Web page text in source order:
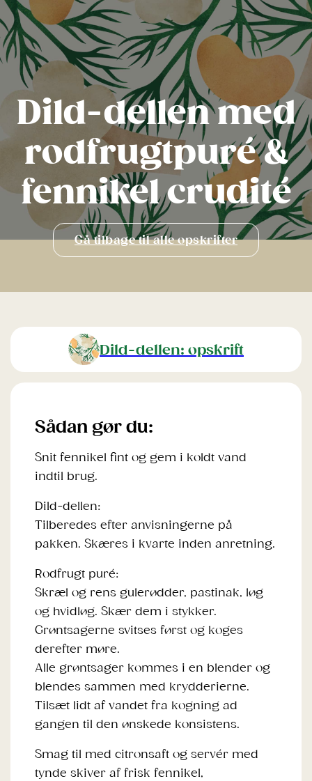
Dild-dellen med
rodfrugtpuré &
fennikel crudité
Gå tilbage til alle opskrifter
Dild-dellen: opskrift
Sådan gør du:
Snit fennikel fint og gem i koldt vand
indtil brug.
Dild-dellen:
Tilberedes efter anvisningerne på
pakken. Skæres i kvarte inden anretning.
Rodfrugt puré:
Skræl og rens gulerødder, pastinak, løg
og hvidløg. Skær dem i stykker.
Grøntsagerne svitses først og koges
derefter møre.
Alle grøntsager kommes i en blender og
blendes sammen med krydderierne.
Tilsæt lidt af vandet fra kogning ad
gangen til den ønskede konsistens.
Smag til med citronsaft og servér med
tynde skiver af frisk fennikel,